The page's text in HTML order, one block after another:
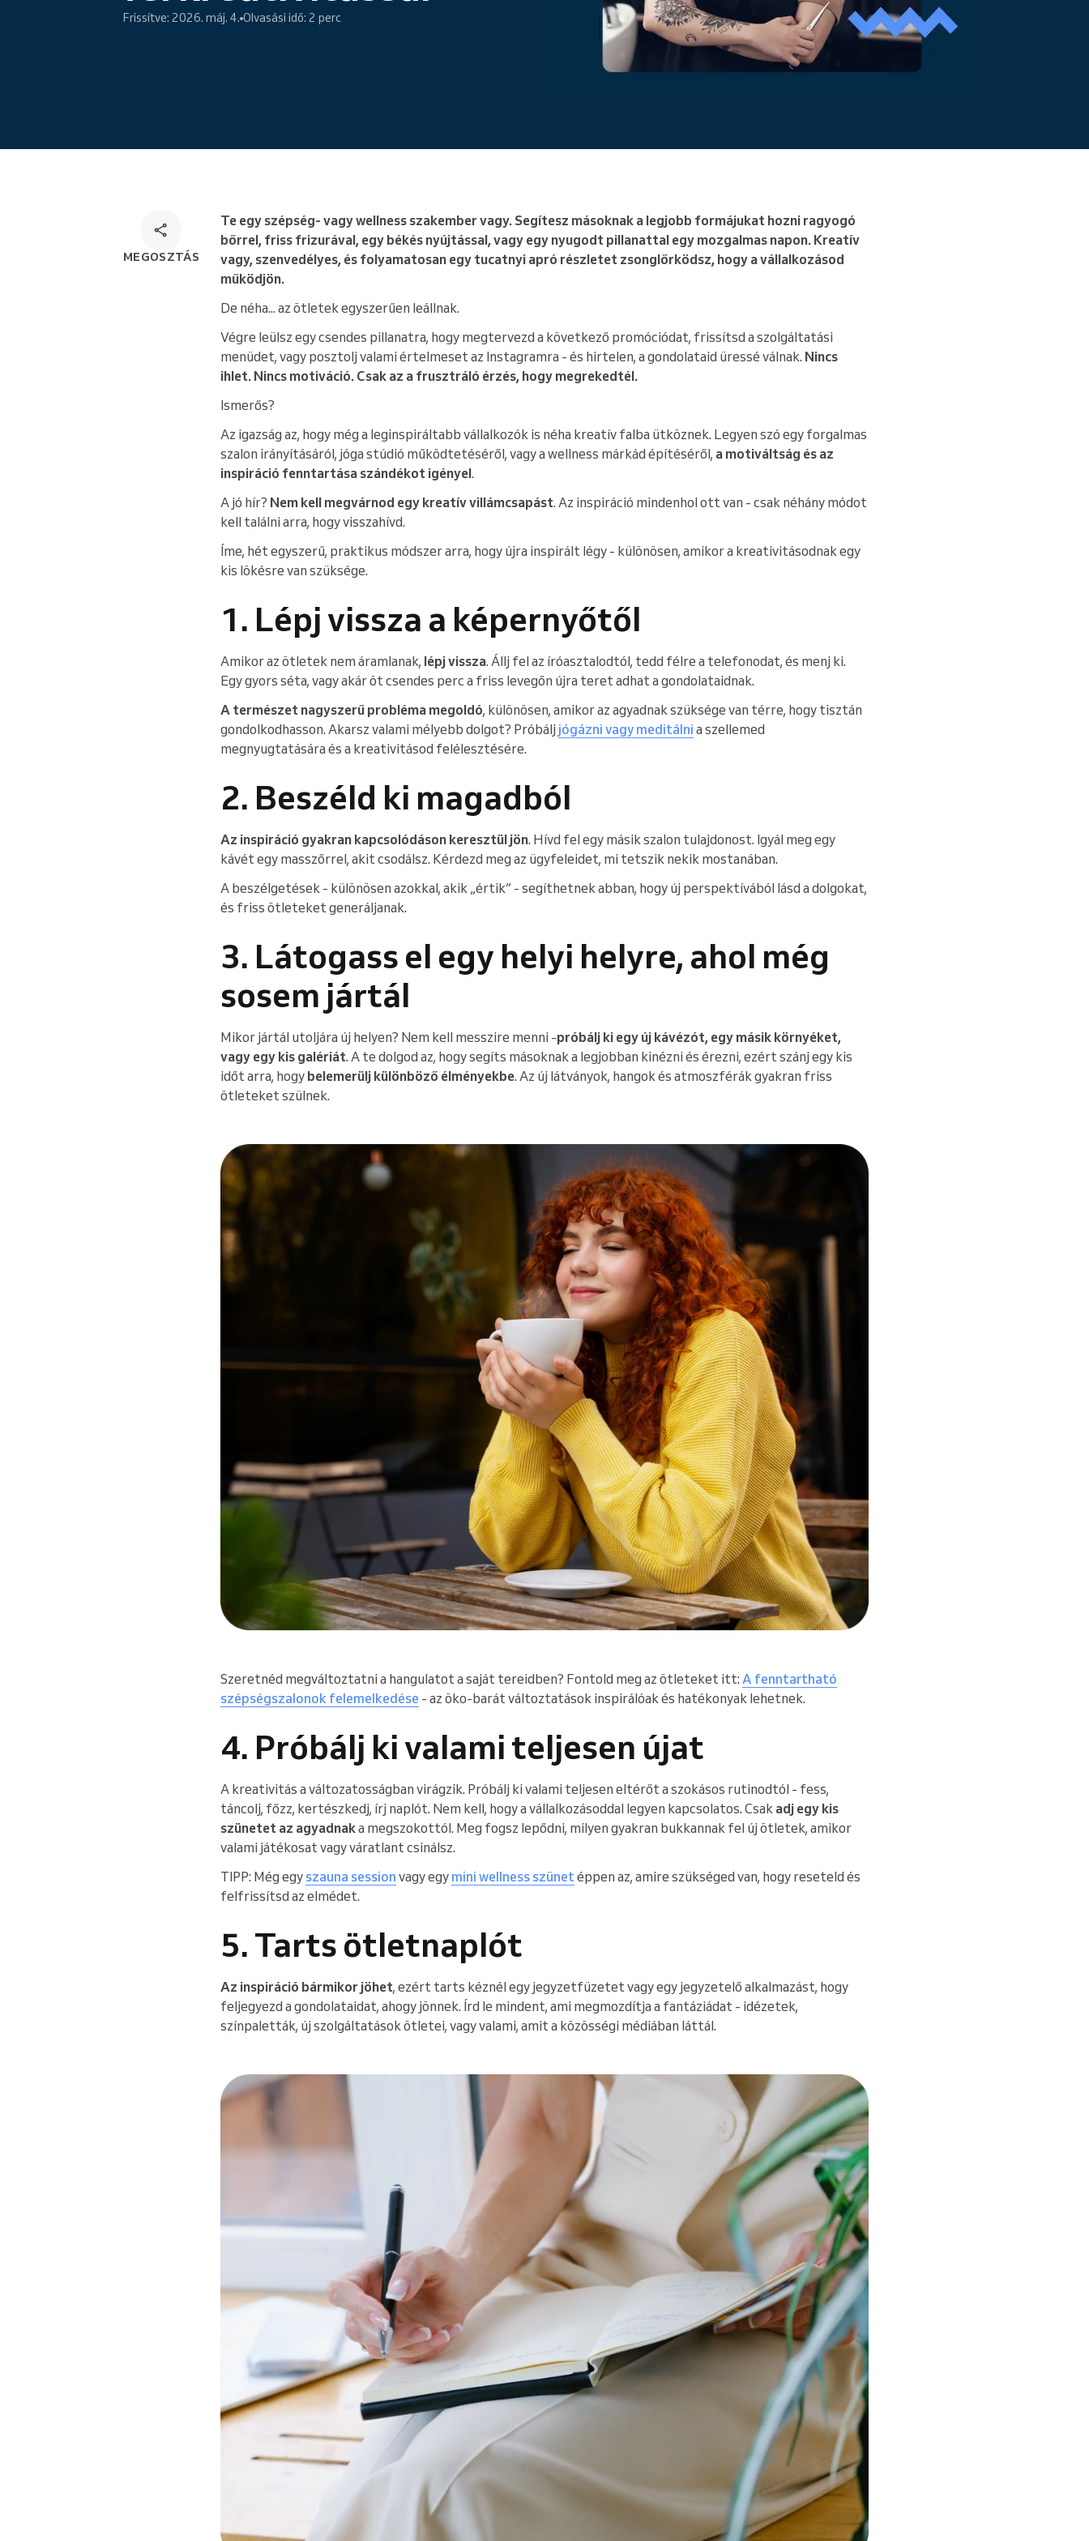
Online foglalás
Egy vállalatot működtet
Bővebben
Frissítve: 2026. máj. 4. Olvasási idő: 2 perc
MEGOSZTÁS
Te egy szépség- vagy wellness szakember vagy. Segítesz másoknak a legjobb formájukat hozni ragyogó
bőrrel, friss frizurával, egy békés nyújtással, vagy egy nyugodt pillanattal egy mozgalmas napon. Kreatív
vagy, szenvedélyes, és folyamatosan egy tucatnyi apró részletet zsonglőrködsz, hogy a vállalkozásod
működjön.
De néha... az ötletek egyszerűen leállnak.
Végre leülsz egy csendes pillanatra, hogy megtervezd a következő promóciódat, frissítsd a szolgáltatási
menüdet, vagy posztolj valami értelmeset az Instagramra - és hirtelen, a gondolataid üressé válnak. Nincs
ihlet. Nincs motiváció. Csak az a frusztráló érzés, hogy megrekedtél.
Ismerős?
Az igazság az, hogy még a leginspiráltabb vállalkozók is néha kreatív falba ütköznek. Legyen szó egy forgalmas
szalon irányításáról, jóga stúdió működtetéséről, vagy a wellness márkád építéséről, a motiváltság és az
inspiráció fenntartása szándékot igényel.
A jó hír? Nem kell megvárnod egy kreatív villámcsapást. Az inspiráció mindenhol ott van - csak néhány módot
kell találni arra, hogy visszahívd.
Íme, hét egyszerű, praktikus módszer arra, hogy újra inspirált légy - különösen, amikor a kreativitásodnak egy
kis lökésre van szüksége.
1. Lépj vissza a képernyőtől
Amikor az ötletek nem áramlanak, lépj vissza. Állj fel az íróasztalodtól, tedd félre a telefonodat, és menj ki.
Egy gyors séta, vagy akár öt csendes perc a friss levegőn újra teret adhat a gondolataidnak.
A természet nagyszerű probléma megoldó, különösen, amikor az agyadnak szüksége van térre, hogy tisztán
gondolkodhasson. Akarsz valami mélyebb dolgot? Próbálj jógázni vagy meditálni a szellemed
megnyugtatására és a kreativitásod felélesztésére.
2. Beszéld ki magadból
Az inspiráció gyakran kapcsolódáson keresztül jön. Hívd fel egy másik szalon tulajdonost. Igyál meg egy
kávét egy masszőrrel, akit csodálsz. Kérdezd meg az ügyfeleidet, mi tetszik nekik mostanában.
A beszélgetések - különösen azokkal, akik „értik” - segíthetnek abban, hogy új perspektívából lásd a dolgokat,
és friss ötleteket generáljanak.
3. Látogass el egy helyi helyre, ahol még
sosem jártál
Mikor jártál utoljára új helyen? Nem kell messzire menni -próbálj ki egy új kávézót, egy másik környéket,
vagy egy kis galériát. A te dolgod az, hogy segíts másoknak a legjobban kinézni és érezni, ezért szánj egy kis
időt arra, hogy belemerülj különböző élményekbe. Az új látványok, hangok és atmoszférák gyakran friss
ötleteket szülnek.
Szeretnéd megváltoztatni a hangulatot a saját tereidben? Fontold meg az ötleteket itt: A fenntartható
szépségszalonok felemelkedése - az öko-barát változtatások inspirálóak és hatékonyak lehetnek.
4. Próbálj ki valami teljesen újat
A kreativitás a változatosságban virágzik. Próbálj ki valami teljesen eltérőt a szokásos rutinodtól - fess,
táncolj, főzz, kertészkedj, írj naplót. Nem kell, hogy a vállalkozásoddal legyen kapcsolatos. Csak adj egy kis
szünetet az agyadnaka megszokottól. Meg fogsz lepődni, milyen gyakran bukkannak fel új ötletek, amikor
valami játékosat vagy váratlant csinálsz.
TIPP: Még egy szauna session vagy egy mini wellness szünetéppen az, amire szükséged van, hogy reseteld és
felfrissítsd az elmédet.
5. Tarts ötletnaplót
Az inspiráció bármikor jöhet, ezért tarts kéznél egy jegyzetfüzetet vagy egy jegyzetelő alkalmazást, hogy
feljegyezd a gondolataidat, ahogy jönnek. Írd le mindent, ami megmozdítja a fantáziádat - idézetek,
színpaletták, új szolgáltatások ötletei, vagy valami, amit a közösségi médiában láttál.